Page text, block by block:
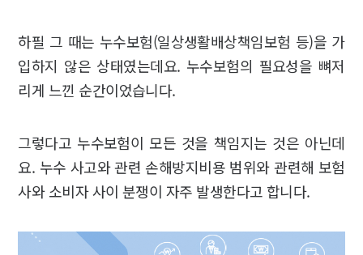
하필 그 때는 누수보험(일상생활배상책임보험 등)을 가
입하지 않은 상태였는데요. 누수보험의 필요성을 뼈저
리게 느낀 순간이었습니다.
그렇다고 누수보험이 모든 것을 책임지는 것은 아닌데
요. 누수 사고와 관련 손해방지비용 범위와 관련해 보험
사와 소비자 사이 분쟁이 자주 발생한다고 합니다.